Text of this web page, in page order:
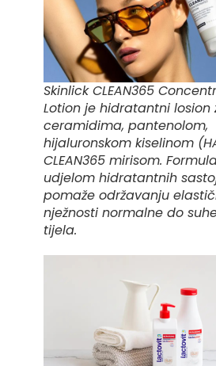
Skinlick CLEAN365
Lotion je hidratantni losion
ceramidima, pantenolom,
hijaluronskom kiselinom
CLEAN365 mirisom.
udjelom hidratantnih
pomaže održavanju
nježnosti normalne do
tijela.